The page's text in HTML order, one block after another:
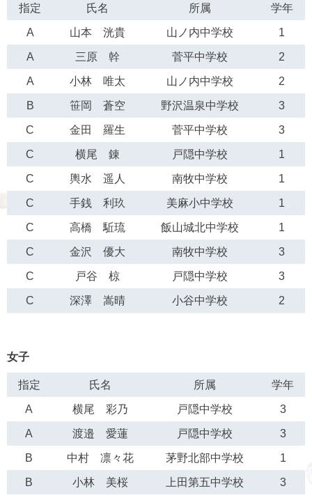
指定 氏名 所属 学年
A 山本 洸貴 山ノ内中学校 1
A 三原 幹 菅平中学校 2
A 小林 唯太 山ノ内中学校 2
B 笹岡 蒼空 野沢温泉中学校 3
C 金田 羅生 菅平中学校 3
C 横尾 錬 戸隠中学校 1
C 輿水 遥人 南牧中学校 1
C 手銭 利玖 美麻小中学校 1
C 高橋 駈琉 飯山城北中学校 1
C 金沢 優大 南牧中学校 3
C 戸谷 椋 戸隠中学校 3
C 深澤 嵩晴 小谷中学校 2
女子
指定 氏名 所属 学年
A 横尾 彩乃 戸隠中学校 3
A 渡邉 愛蓮 戸隠中学校 3
B 中村 凛々花 茅野北部中学校 1
B 小林 美桜 上田第五中学校 3